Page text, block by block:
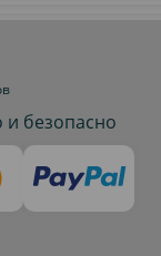
и безопасно